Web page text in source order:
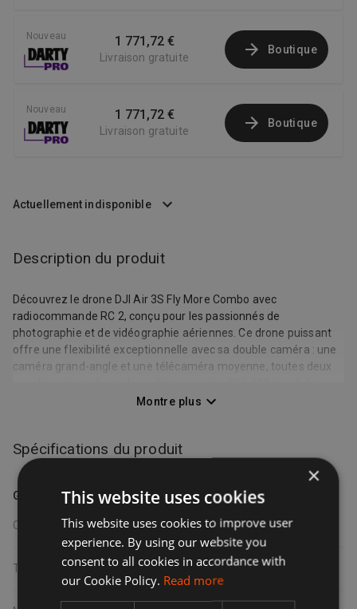
Nouveau 1 771,72 €
Livraison gratuite
Boutique
Nouveau 1 771,72 €
Livraison gratuite
Boutique
Actuellement indisponible
Description du produit
Découvrez le drone DJI Air 3S Fly More Combo avec
radiocommande RC 2, conçu pour les passionnés de
photographie et de vidéographie aériennes. Ce drone puissant
offre une flexibilité exceptionnelle avec sa double caméra : une
caméra grand-angle et une télécaméra moyenne, toutes deux
photos de 50 MP. Profitez d'une autonomie de vol
omnidirectionnel, combiné au RTH intelligent de nouvelle
génération, assure une sécurité accrue en vol, même dans des
environnements complexes et de nuit. Sa conception pliable et
son poids de 724g le rendent facile à transporter. Le kit Fly More
Combo inclut des accessoires essentiels pour prolonger votre
expérience de vol. Idéal pour les prises de vue paysagères,
cinématographiques ou pour explorer le monde depuis une
nouvelle perspective. **Résumé pour la recherche de mots clés
:** Drone DJI Air 3S, Fly More Combo, RC 2, drone avec double
caméra, caméra grand-angle, télécaméra, vidéo 4K 120 ips,
Montre plus
Spécifications du produit
Général
Couleur gris et noir
Taille 2
×
This website uses cookies
This website uses cookies to improve user
experience. By using our website you
consent to all cookies in accordance with
our Cookie Policy. Read more